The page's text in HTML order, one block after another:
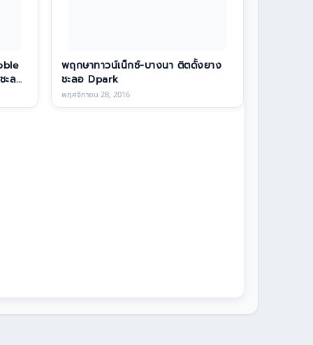
ะลอ
พฤกษาทาวน์เน็กซ์-บางนา ติตดั้งยาง
ชะลอ Dpark
พฤศจิกายน 28, 2016